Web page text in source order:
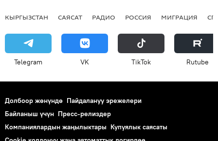
КЫРГЫЗСТАН САЯСАТ РАДИО РОССИЯ МИГРАЦИЯ
Telegram VK ТikТоk Rutube
Долбоор жөнүндө Пайдалануу эрежелери
Байланыш үчүн Пресс-релиздер
Компаниялардын жаңылыктары Купуялык саясаты